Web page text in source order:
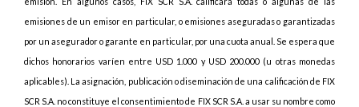
emisiones de un emisor en particular, o emisiones aseguradas o garantizadas
por un asegurador o garante en particular, por una cuota anual. Se espera que
dichos honorarios varíen entre USD 1.000 y USD 200.000 (u otras monedas
aplicables). La asignación, publicación o diseminación de una calificación de FIX
SCR S.A. no constituye el consentimiento de FIX SCR S.A. a usar su nombre como